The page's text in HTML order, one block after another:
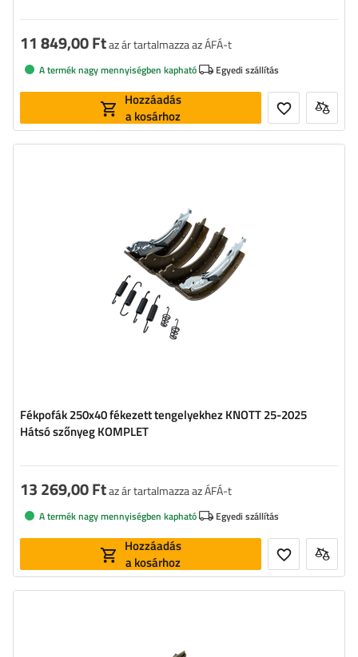
11 849,00 Ftaz ár tartalmazza az ÁFÁ-t
A termék nagy mennyiségben kapható Egyedi szállítás
Hozzáadás
a kosárhoz
Fékpofák 250x40 fékezett tengelyekhez KNOTT 25-2025
Hátsó szőnyeg KOMPLET
13 269,00 Ftaz ár tartalmazza az ÁFÁ-t
A termék nagy mennyiségben kapható Egyedi szállítás
Hozzáadás
a kosárhoz